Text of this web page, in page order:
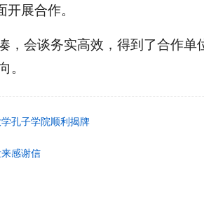
展合作。
，会谈务实高效，得到了合作
。
孔子学院顺利揭牌
感谢信